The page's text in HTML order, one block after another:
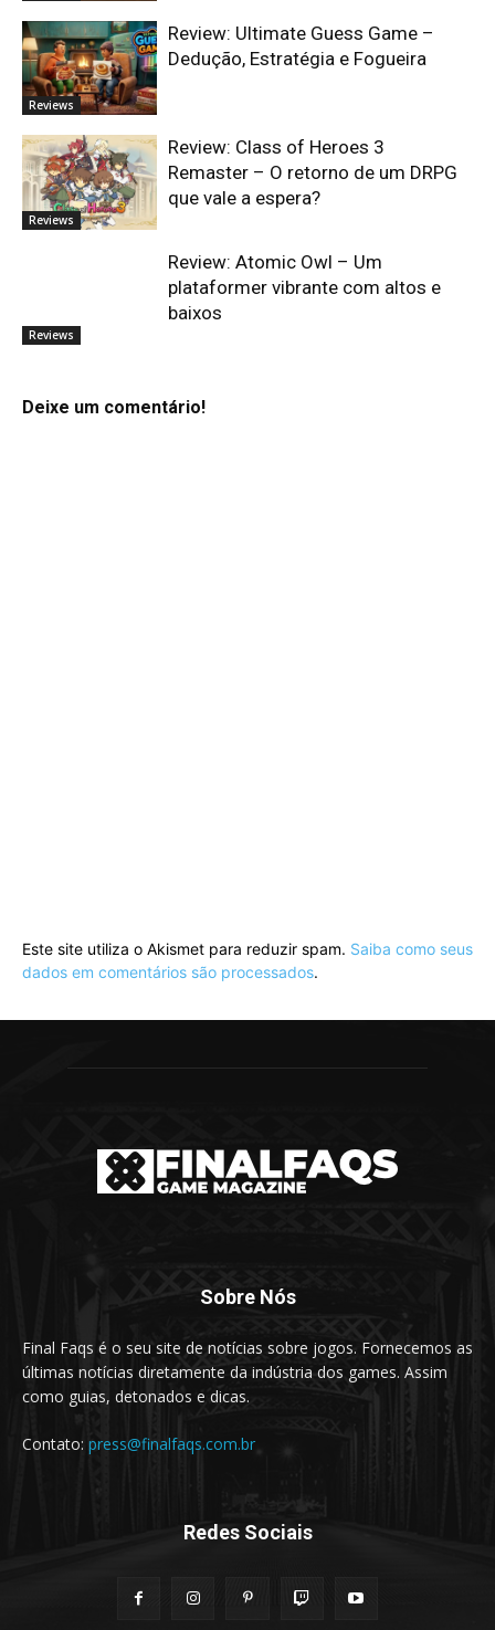
Reviews
Review: Ultimate Guess Game –
Dedução, Estratégia e Fogueira
Reviews
Review: Class of Heroes 3
Remaster – O retorno de um DRPG
que vale a espera?
Reviews
Review: Atomic Owl – Um
plataformer vibrante com altos e
baixos
Deixe um comentário!
Este site utiliza o Akismet para reduzir spam. Saiba como seus
dados em comentários são processados.
Sobre Nós
Final Faqs é o seu site de notícias sobre jogos. Fornecemos as
últimas notícias diretamente da indústria dos games. Assim
como guias, detonados e dicas.
Contato: press@finalfaqs.com.br
Redes Sociais